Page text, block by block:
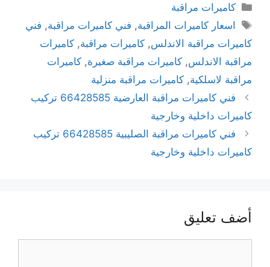
كاميرات مراقبة
اسعار كاميرات المراقبة, فني كاميرات مراقبة, فني
كاميرات مراقبة الاندلس, كاميرات مراقبة, كاميرات
مراقبة الاندلس, كاميرات مراقبة صغيرة, كاميرات
مراقبة لاسلكية, كاميرات مراقبة منزلية
فني كاميرات مراقبة العارضية 66428585 تركيب
كاميرات داخلية وخارجية
فني كاميرات مراقبة الصليبية 66428585 تركيب
كاميرات داخلية وخارجية
أضف تعليق